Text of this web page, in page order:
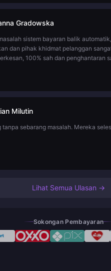
Gradowska
sistem bayaran balik
dan pihak khidmat pelanggan
100% sah dan penghantaran
Milutin
tanpa sebarang masalah. Mereka
Lihat Semua Ulasan →
Sokongan Pembayaran